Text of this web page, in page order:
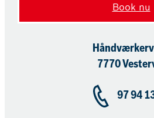
Book nu
7770
97 94